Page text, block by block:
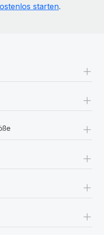
starten.
+
+
+
+
+
+